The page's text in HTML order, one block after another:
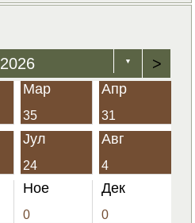
2026 ▼ >
Мар
35
Апр
31
Јул
24
Авг
4
Ное
0
Дек
0